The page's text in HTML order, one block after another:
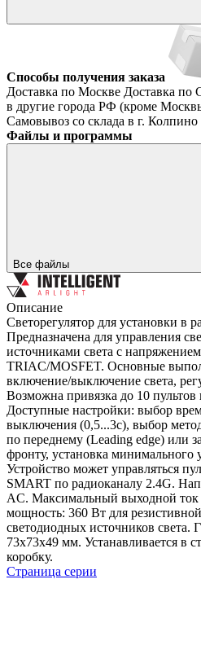
Способы получения заказа
Доставка по Москве Доставка по
в другие города РФ (кроме
Самовывоз со склада в г. Колпино
Файлы и программы
Все файлы
Описание
Светорегулятор для установки в
Предназначена для управления
источниками света с
TRIAC/MOSFET. Основные
включение/выключение света,
Возможна привязка до 10
Доступные настройки: выбор
выключения (0,5...3с), выбор
по переднему (Leading edge) или
фронту, установка минимального
Устройство может управляться
SMART по радиоканалу 2.4G.
AC. Максимальный выходной
мощность: 360 Вт для
светодиодных источников света.
73х73х49 мм. Устанавливается в
коробку.
Страница серии